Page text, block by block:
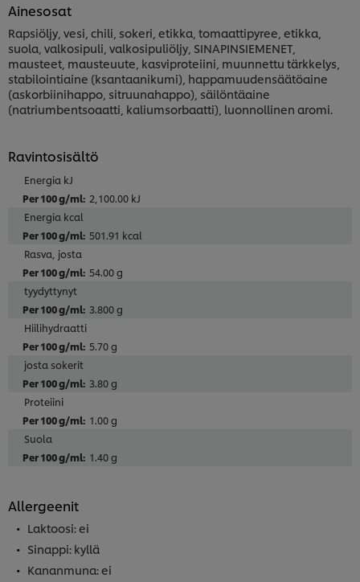
Ainesosat
Rapsiöljy, vesi, chili, sokeri, etikka, tomaattipyree, etikka,
suola, valkosipuli, valkosipuliöljy, SINAPINSIEMENET,
mausteet, mausteuute, kasviproteiini, muunnettu tärkkelys,
stabilointiaine (ksantaanikumi), happamuudensäätöaine
(askorbiinihappo, sitruunahappo), säilöntäaine
(natriumbentsoaatti, kaliumsorbaatti), luonnollinen aromi.
Ravintosisältö
Energia kJ
2,100.00 kJ
Energia kcal
501.91 kcal
Rasva, josta
54.00 g
tyydyttynyt
3.800 g
Hiilihydraatti
5.70 g
josta sokerit
3.80 g
Proteiini
1.00 g
Suola
1.40 g
Allergeenit
Laktoosi: ei
Sinappi: kyllä
Kananmuna: ei